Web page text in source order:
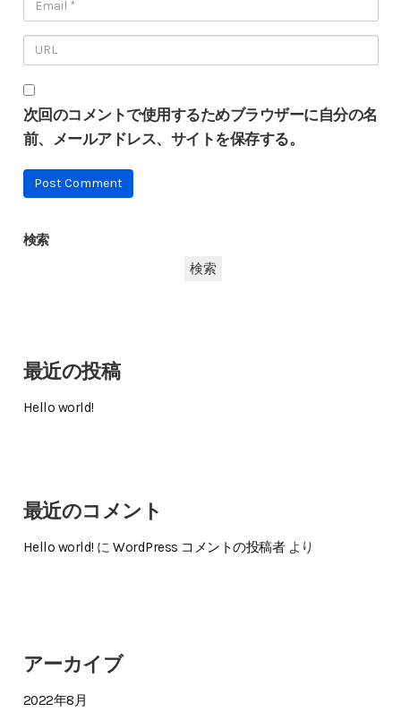
次回のコメントで使用するためブラウザーに自分の名
前、メールアドレス、サイトを保存する。
検索
検索
最近の投稿
Hello world!
最近のコメント
Hello world! に WordPress コメントの投稿者より
アーカイブ
2022年8月